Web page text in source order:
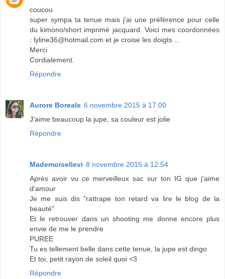
coucou
super sympa ta tenue mais j'ai une préférence pour celle
du kimono/short imprimé jacquard. Voici mes coordonnées
: lyline36@hotmail.com et je croise les doigts ...
Merci
Cordialement.
Répondre
Aurore Boreale 6 novembre 2015 à 17:00
J'aime beaucoup la jupe, sa couleur est jolie
Répondre
Mademoisellevi 8 novembre 2015 à 12:54
Après avoir vu ce merveilleux sac sur ton IG que j'aime
d'amour
Je me suis dis "rattrape ton retard va lire le blog de la
beauté"
Et le retrouver dans un shooting me donne encore plus
envie de me le prendre
PUREE
Tu es tellement belle dans cette tenue, la jupe est dingo
Et toi, petit rayon de soleil quoi <3
Répondre